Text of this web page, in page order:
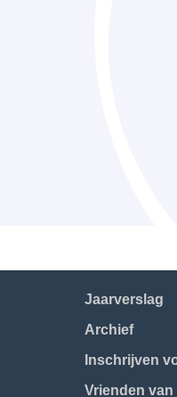
Jaarverslag
Archief
Inschrijven
Vrienden van